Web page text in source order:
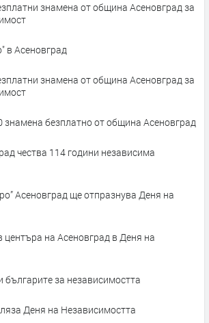
знамена от община Асеновград за
в Асеновград
знамена от община Асеновград за
знамена безплатно от община Асеновград
чества 114 години независима
Асеновград ще отпразнува Деня на
на Асеновград в Деня на
българите за независимостта
Деня на Независимостта